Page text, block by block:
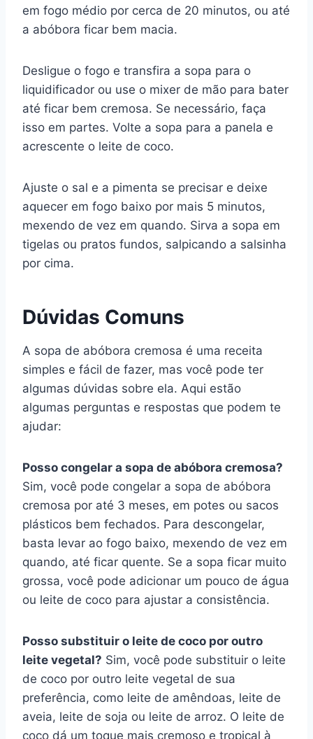
em fogo médio por cerca de 20 minutos, ou até
a abóbora ficar bem macia.
Desligue o fogo e transfira a sopa para o
liquidificador ou use o mixer de mão para bater
até ficar bem cremosa. Se necessário, faça
isso em partes. Volte a sopa para a panela e
acrescente o leite de coco.
Ajuste o sal e a pimenta se precisar e deixe
aquecer em fogo baixo por mais 5 minutos,
mexendo de vez em quando. Sirva a sopa em
tigelas ou pratos fundos, salpicando a salsinha
por cima.
Dúvidas Comuns
A sopa de abóbora cremosa é uma receita
simples e fácil de fazer, mas você pode ter
algumas dúvidas sobre ela. Aqui estão
algumas perguntas e respostas que podem te
ajudar:
Posso congelar a sopa de abóbora cremosa?
Sim, você pode congelar a sopa de abóbora
cremosa por até 3 meses, em potes ou sacos
plásticos bem fechados. Para descongelar,
basta levar ao fogo baixo, mexendo de vez em
quando, até ficar quente. Se a sopa ficar muito
grossa, você pode adicionar um pouco de água
ou leite de coco para ajustar a consistência.
Posso substituir o leite de coco por outro
leite vegetal? Sim, você pode substituir o leite
de coco por outro leite vegetal de sua
preferência, como leite de amêndoas, leite de
aveia, leite de soja ou leite de arroz. O leite de
coco dá um toque mais cremoso e tropical à